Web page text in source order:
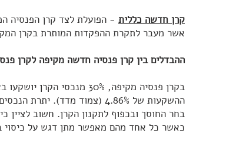
קרן חדשה כללית - הפועלת לצד קרן הפנסיה
אשר מעבר לתקרת ההפקדות המותרת בקרן
ההבדלים בין קרן פנסיה חדשה מקיפה לקרן
בקרן פנסיה מקיפה, 30%
ההשקעות של 4.86% (צמוד מדד).
בחר החוסך ובכפוף לתקנון הקרן. חשוב לציין
כאשר כל אחד מהם מאפשר מתן דגש על כיסוי